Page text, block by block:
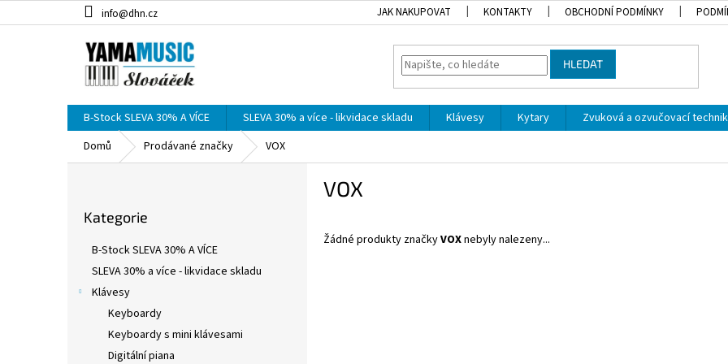
na
info@dhn.cz JAK NAKUPOVAT KONTAKTY OBCHODNÍ PODMÍNKY
HLEDAT
B-Stock SLEVA 30% A VÍCE SLEVA 30% a více - likvidace skladu Klávesy Kytary Zvuková a ozvučovací
Domů
Prodávané značky VOX
kategorie
Kategorie
B-Stock SLEVA 30% A VÍCE
SLEVA 30% a více - likvidace skladu
Klávesy
Keyboardy
Keyboardy s mini klávesami
Digitální piana
VOX
Žádné produkty značkyVOXnebyly nalezeny...